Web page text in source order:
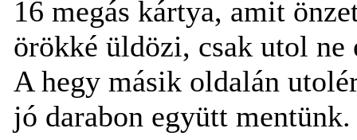
16 megás kártya, amit
örökké üldözi, csak utol
A hegy másik oldalán
jó darabon együtt